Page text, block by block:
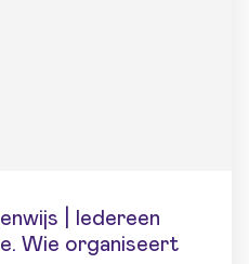
| Iedereen
Wie organiseert